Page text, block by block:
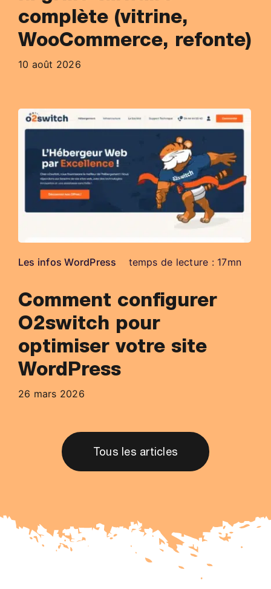
complète (vitrine,
WooCommerce, refonte)
10 août 2026
Les infos WordPress temps de lecture : 17mn
Comment configurer
O2switch pour
optimiser votre site
WordPress
26 mars 2026
Tous les articles